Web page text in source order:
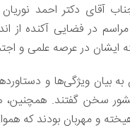
آقای دکتر احمد
در فضایی آکنده از
در عرصه علمی و
به بیان ویژگی‌ها و
سخن گفتند. همچنین،
و مهربان بودند که